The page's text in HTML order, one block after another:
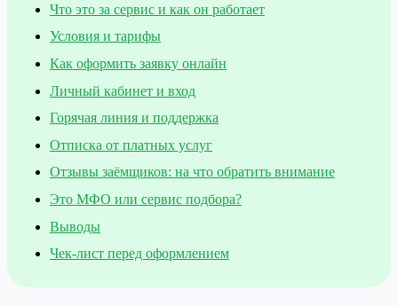
Что это за сервис и как он работает
Условия и тарифы
Как оформить заявку онлайн
Личный кабинет и вход
Горячая линия и поддержка
Отписка от платных услуг
Отзывы заёмщиков: на что обратить внимание
Это МФО или сервис подбора?
Выводы
Чек-лист перед оформлением